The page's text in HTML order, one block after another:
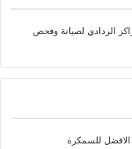
الردادي لصيانة وفحص
للسمكرة